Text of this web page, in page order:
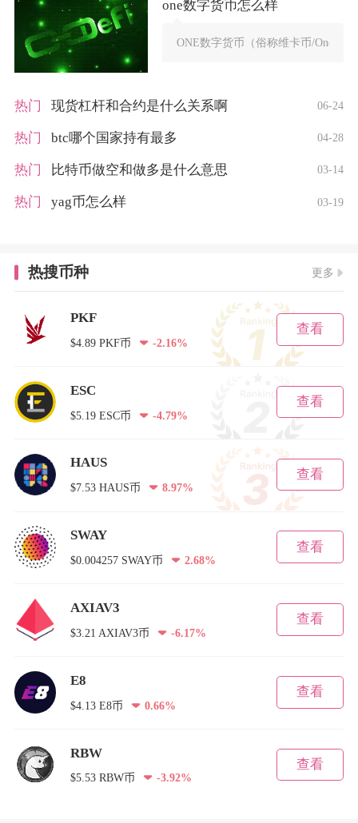
one数字货币怎么样
ONE数字货币（俗称维卡币/
热门 现货杠杆和合约是什么关系啊 06-24
热门 btc哪个国家持有最多 04-28
热门 比特币做空和做多是什么意思 03-14
热门 yag币怎么样 03-19
热搜币种 更多
PKF
$4.89 PKF币 -2.16%
查看
ESC
$5.19 ESC币 -4.79%
查看
HAUS
$7.53 HAUS币 8.97%
查看
SWAY
$0.004257 SWAY币 2.68%
查看
AXIAV3
$3.21 AXIAV3币 -6.17%
查看
E8
$4.13 E8币 0.66%
查看
RBW
$5.53 RBW币 -3.92%
查看